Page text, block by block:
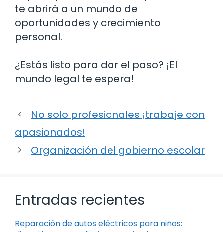
te abrirá a un mundo de
oportunidades y crecimiento
personal.
¿Estás listo para dar el paso? ¡El
mundo legal te espera!
No solo profesionales ¡trabaje con
apasionados!
Organización del gobierno escolar
Entradas recientes
Reparación de autos eléctricos para niños: